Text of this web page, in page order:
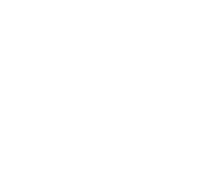
大物质楼B1102、济南量子院量子科学大厦1417室同步视频）
大物质楼B1102、济南量子院量子科学大厦1417室同步视频）